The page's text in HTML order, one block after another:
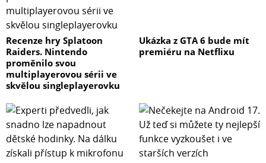
Recenze hry Splatoon
Raiders. Nintendo
proměnilo svou
multiplayerovou sérii ve
skvělou singleplayerovku
Ukázka z GTA 6 bude mít
premiéru na Netflixu